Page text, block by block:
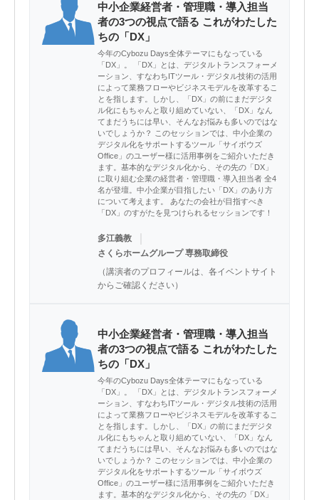
中小企業経営者・管理職・導入担当
者の3つの視点で語る これがわたした
ちの「DX」
今年のCybozu Days全体テーマにもなっている
「DX」。 「DX」とは、デジタルトランスフォーメ
ーション、すなわちITツール・デジタル技術の活用
によって業務フローやビジネスモデルを改革するこ
とを指します。しかし、「DX」の前にまだデジタ
ル化にもちゃんと取り組めていない、「DX」なん
てまだうちには早い、そんなお悩みも多いのではな
いでしょうか？ このセッションでは、中小企業の
デジタル化をサポートするツール「サイボウズ
Office」のユーザー様に活用事例をご紹介いただき
ます。基本的なデジタル化から、その先の「DX」
に取り組む企業の経営者・管理職・導入担当者 全4
名が登壇。中小企業が目指したい「DX」のあり方
について考えます。 あなたの会社が目指すべき
「DX」のすがたを見つけられるセッションです！
多江義教
さくらホームグループ 専務取締役
（講演者のプロフィールは、各イベントサイト
からご確認ください）
中小企業経営者・管理職・導入担当
者の3つの視点で語る これがわたした
ちの「DX」
今年のCybozu Days全体テーマにもなっている
「DX」。 「DX」とは、デジタルトランスフォーメ
ーション、すなわちITツール・デジタル技術の活用
によって業務フローやビジネスモデルを改革するこ
とを指します。しかし、「DX」の前にまだデジタ
ル化にもちゃんと取り組めていない、「DX」なん
てまだうちには早い、そんなお悩みも多いのではな
いでしょうか？ このセッションでは、中小企業の
デジタル化をサポートするツール「サイボウズ
Office」のユーザー様に活用事例をご紹介いただき
ます。基本的なデジタル化から、その先の「DX」